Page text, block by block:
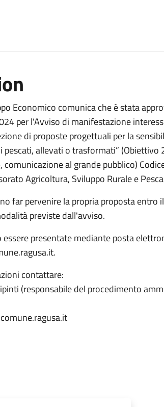
Economico comunica che è stata
per l'Avviso di manifestazione
di proposte progettuali per la
allevati o trasformati” (Obiettivo
comunicazione al grande pubblico)
Agricoltura, Sviluppo Rurale e
far pervenire la propria proposta
previste dall'avviso.
presentate mediante posta
contattare:
(responsabile del procedimento